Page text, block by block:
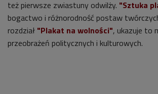
też pierwsze zwiastuny odwilży. "Sztuka
bogactwo i różnorodność postaw
rozdział "Plakat na wolności", ukazuje to
przeobrażeń politycznych i kulturowych.